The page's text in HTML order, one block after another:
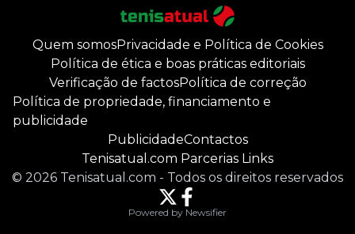
Quem somosPrivacidade e Política de Cookies
Política de ética e boas práticas editoriais
Verificação de factosPolítica de correção
Política de propriedade, financiamento e
publicidade
PublicidadeContactos
Tenisatual.com Parcerias Links
© 2026 Tenisatual.com - Todos os direitos reservados
Powered by Newsifier